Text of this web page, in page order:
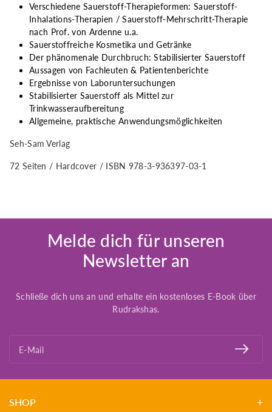
Verschiedene Sauerstoff-Therapieformen: Sauerstoff-
Inhalations-Therapien / Sauerstoff-Mehrschritt-Therapie
nach Prof. von Ardenne u.a.
Sauerstoffreiche Kosmetika und Getränke
Der phänomenale Durchbruch: Stabilisierter Sauerstoff
Aussagen von Fachleuten & Patientenberichte
Ergebnisse von Laboruntersuchungen
Stabilisierter Sauerstoff als Mittel zur
Trinkwasseraufbereitung
Allgemeine, praktische Anwendungsmöglichkeiten
Seh-Sam Verlag
72 Seiten / Hardcover / ISBN 978-3-936397-03-1
Melde dich für unseren
Newsletter an
Schließe dich uns an und erhalte ein kostenloses E-Book über
Rudrakshas.
E-Mail
SHOP